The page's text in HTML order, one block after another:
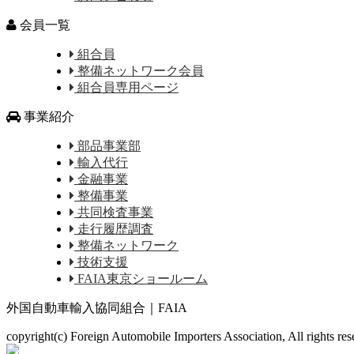
会員一覧
組合員
整備ネットワーク会員
組合員専用ページ
事業紹介
部品事業部
輸入代行
金融事業
整備事業
共同検査事業
走行履歴調査
整備ネットワーク
技術支援
FAIA東京ショールーム
外国自動車輸入協同組合｜FAIA
copyright(c) Foreign Automobile Importers Association, All rights